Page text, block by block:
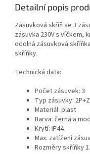
Detailní popis
Zásuvková skříň se 3
zásuvka 230V s víčkem,
odolná zásuvková
skříňky.
Technická data:
Počet zásuvek: 3
Typ zásuvky: 2P+Z
Materiál: plast
Barva: černá a
Krytí: IP44
Max. zatížení
Rozměry skříňky